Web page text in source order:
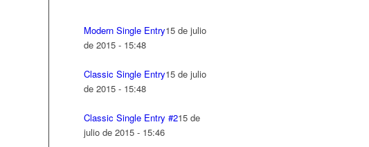
Modern Single Entry15 de julio
de 2015 - 15:48
Classic Single Entry15 de julio
de 2015 - 15:48
Classic Single Entry #215 de
julio de 2015 - 15:46